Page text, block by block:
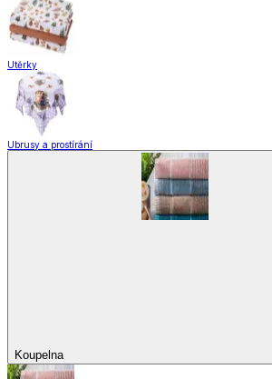
Utěrky
Ubrusy a prostírání
Koupelna